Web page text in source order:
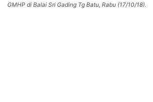
GMHP di Balai Sri Gading Tg Batu, Rabu (17/10/18).